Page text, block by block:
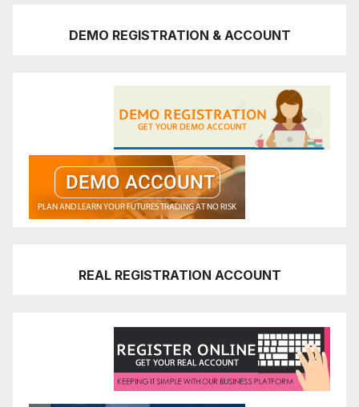
DEMO REGISTRATION & ACCOUNT
REAL REGISTRATION ACCOUNT